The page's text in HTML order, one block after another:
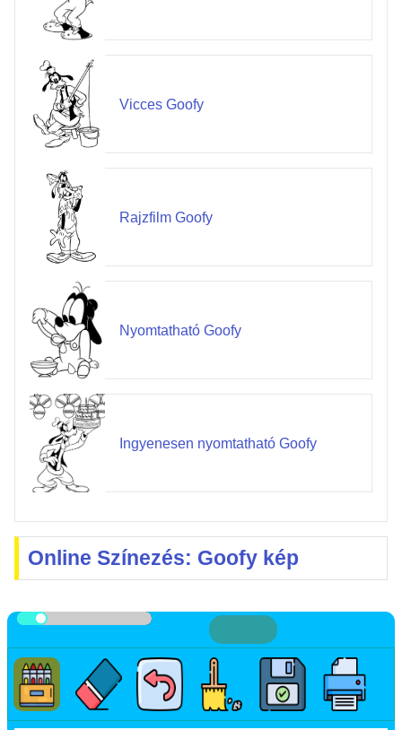
Vicces Goofy
Rajzfilm Goofy
Nyomtatható Goofy
Ingyenesen nyomtatható Goofy
Online Színezés: Goofy kép